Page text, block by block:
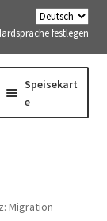
festlegen
Speisekart
e
Migration